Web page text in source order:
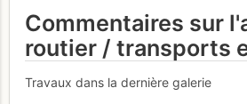
Commentaires sur
routier / transports
Travaux dans la dernière galerie